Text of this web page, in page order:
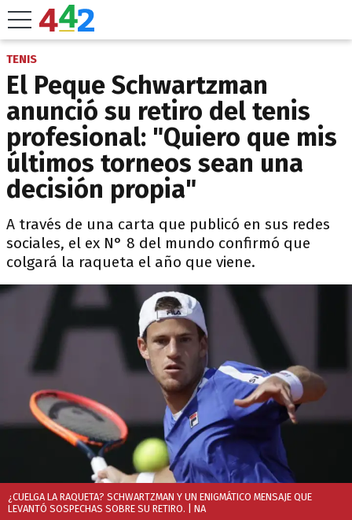
TENIS
El Peque Schwartzman
anunció su retiro del tenis
profesional: "Quiero que mis
últimos torneos sean una
decisión propia"
A través de una carta que publicó en sus redes
sociales, el ex N° 8 del mundo confirmó que
colgará la raqueta el año que viene.
¿CUELGA LA RAQUETA? SCHWARTZMAN Y UN ENIGMÁTICO MENSAJE QUE
LEVANTÓ SOSPECHAS SOBRE SU RETIRO. | NA